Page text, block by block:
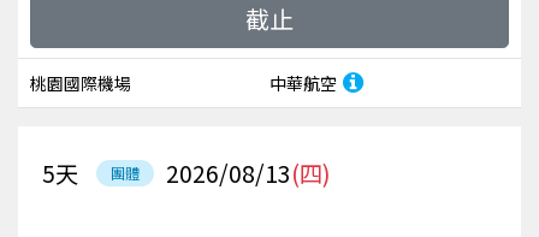
桃園國際機場 中華航空
截止
團體 2026/08/13(四)
5天